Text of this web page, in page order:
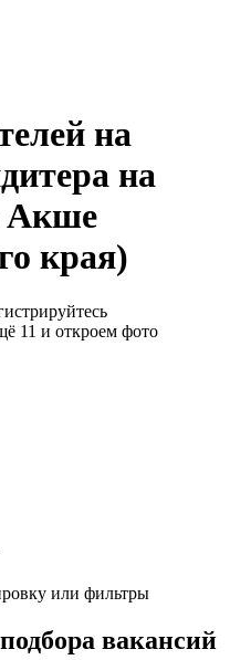
на
на
Акше
края)
11 и откроем фото
или фильтры
вакансий